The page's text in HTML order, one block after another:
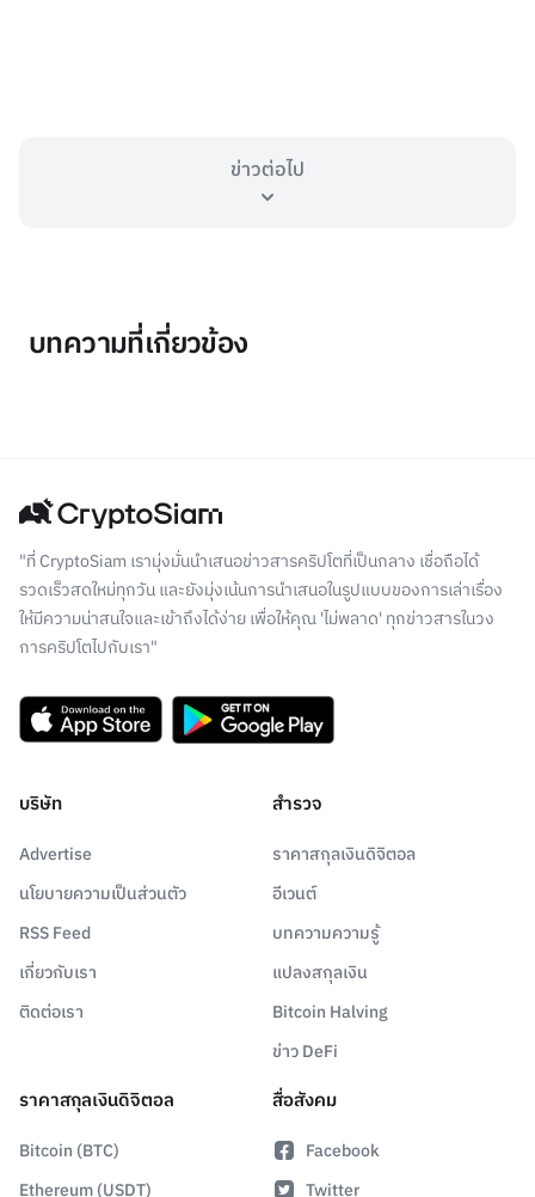
ข่าวต่อไป
บทความที่เกี่ยวข้อง
"ที่ CryptoSiam เรามุ่งมั่นนำเสนอข่าวสารคริปโตที่เป็นกลาง เชื่อถือได้
รวดเร็วสดใหม่ทุกวัน และยังมุ่งเน้นการนำเสนอในรูปแบบของการเล่าเรื่อง
ให้มีความน่าสนใจและเข้าถึงได้ง่าย เพื่อให้คุณ 'ไม่พลาด' ทุกข่าวสารในวง
การคริปโตไปกับเรา"
บริษัท
Advertise
นโยบายความเป็นส่วนตัว
RSS Feed
เกี่ยวกับเรา
ติดต่อเรา
สำรวจ
ราคาสกุลเงินดิจิตอล
อีเวนต์
บทความความรู้
แปลงสกุลเงิน
Bitcoin Halving
ข่าว DeFi
ราคาสกุลเงินดิจิตอล
Bitcoin (BTC)
Ethereum (USDT)
สื่อสังคม
Facebook
Twitter